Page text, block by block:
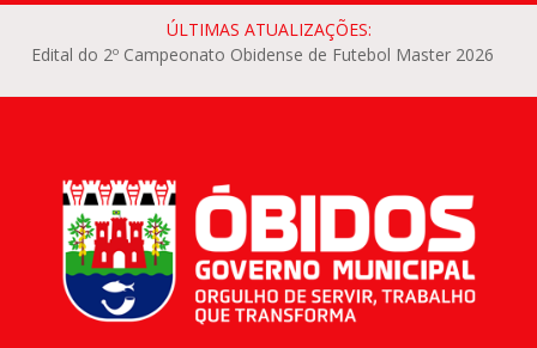
ÚLTIMAS ATUALIZAÇÕES:
Edital do 2º Campeonato Obidense de Futebol Master 2026